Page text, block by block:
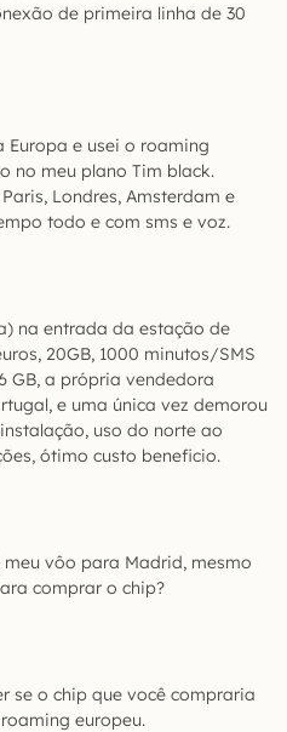
de primeira linha de 30
e usei o roaming
no meu plano Tim black.
Londres, Amsterdam e
todo e com sms e voz.
na entrada da estação de
20GB, 1000 minutos/SMS
GB, a própria vendedora
e uma única vez demorou
uso do norte ao
ótimo custo beneficio.
vôo para Madrid, mesmo
comprar o chip?
se o chip que você compraria
europeu.